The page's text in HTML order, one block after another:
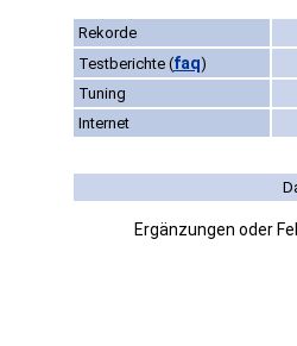
Rekorde
Testberichte (faq)
Tuning
Internet
Ergänzungen oder